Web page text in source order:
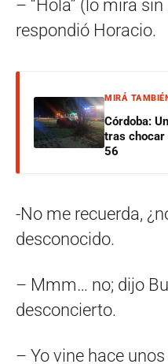
– “Hola” (lo mira
respondió Horacio.
MIRÁ
Córdoba:
tras chocar
56
-No me recuerda,
desconocido.
– Mmm… no; dijo
desconcierto.
– Yo vine hace